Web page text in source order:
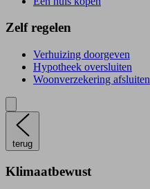
Zelf regelen
Verhuizing doorgeven
Hypotheek oversluiten
Woonverzekering afsluiten
terug
Klimaatbewust